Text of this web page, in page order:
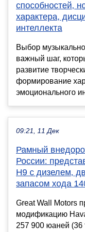
способностей,
характера,
интеллекта
Выбор
важный шаг,
развитие
формирование
эмоционального
09:21, 11 Дек
Рамный
России:
H9 с дизелем,
запасом хода
Great Wall Motors
модификацию
257 900 юаней (36